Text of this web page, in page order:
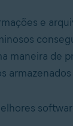
e
maneira de